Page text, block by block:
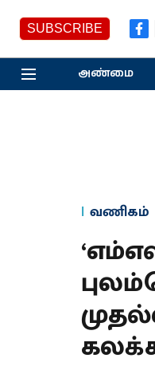
SUBSCRIBE
அண்மை
வணிகம்